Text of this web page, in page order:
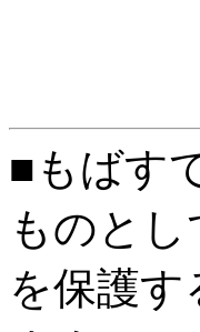
■もばす
ものと
を保護